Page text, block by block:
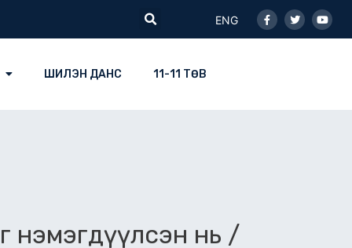
Search
ENG
f
ШИЛЭН ДАНС 11-11 ТӨВ
нэмэгдүүлсэн нь /